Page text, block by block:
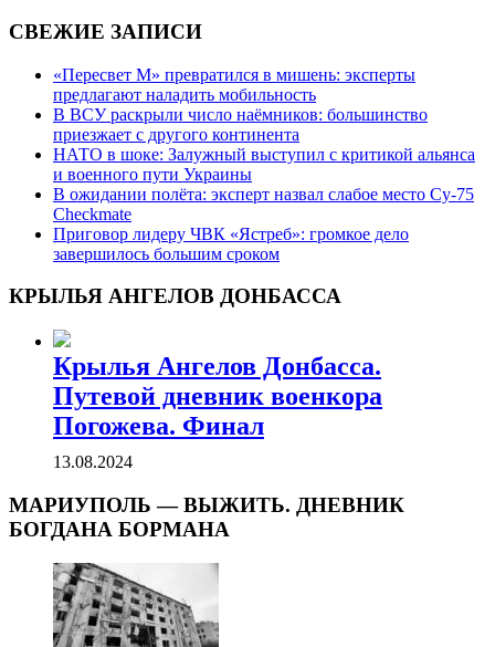
СВЕЖИЕ ЗАПИСИ
«Пересвет М» превратился в мишень: эксперты
предлагают наладить мобильность
В ВСУ раскрыли число наёмников: большинство
приезжает с другого континента
НАТО в шоке: Залужный выступил с критикой альянса
и военного пути Украины
В ожидании полёта: эксперт назвал слабое место Су-75
Checkmate
Приговор лидеру ЧВК «Ястреб»: громкое дело
завершилось большим сроком
КРЫЛЬЯ АНГЕЛОВ ДОНБАССА
Крылья Ангелов Донбасса.
Путевой дневник военкора
Погожева. Финал
13.08.2024
МАРИУПОЛЬ — ВЫЖИТЬ. ДНЕВНИК
БОГДАНА БОРМАНА